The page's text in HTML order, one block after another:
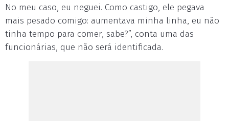
No meu caso, eu neguei. Como castigo, ele pegava
mais pesado comigo: aumentava minha linha, eu não
tinha tempo para comer, sabe?”, conta uma das
funcionárias, que não será identificada.